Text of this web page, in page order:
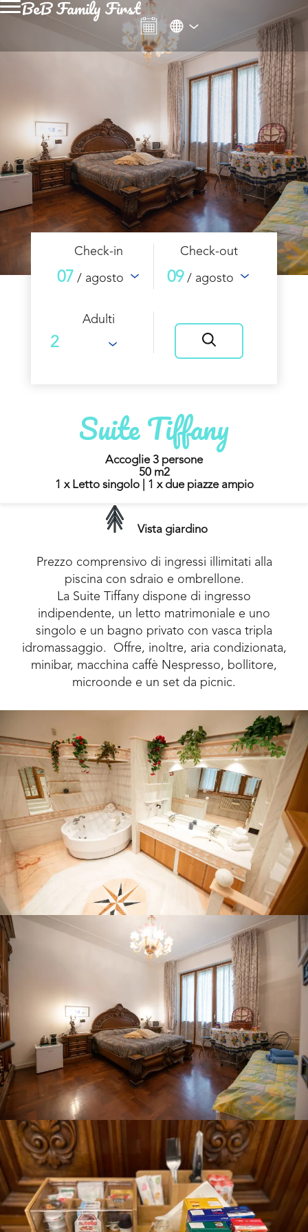
BeB Family First
Check-in
07 / agosto
Check-out
09 / agosto
Adulti
Suite Tiffany
Accoglie 3 persone
50 m2
1 x Letto singolo| 1 x due piazze ampio
Vista giardino
Prezzo comprensivo di ingressi illimitati alla
piscina con sdraio e ombrellone.
La Suite Tiffany dispone di ingresso
indipendente, un letto matrimoniale e uno
singolo e un bagno privato con vasca tripla
idromassaggio. Offre, inoltre, aria condizionata,
minibar, macchina caffè Nespresso, bollitore,
microonde e un set da picnic.